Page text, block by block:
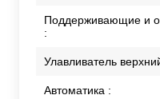
Поддерживающие и
:
Улавливатель
Автоматика :